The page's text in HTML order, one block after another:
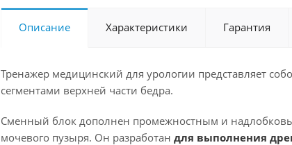
Описание Характеристики Гарантия
Тренажер медицинский для урологии представляет
сегментами верхней части бедра.
Сменный блок дополнен промежностным и
мочевого пузыря. Он разработан для выполнения